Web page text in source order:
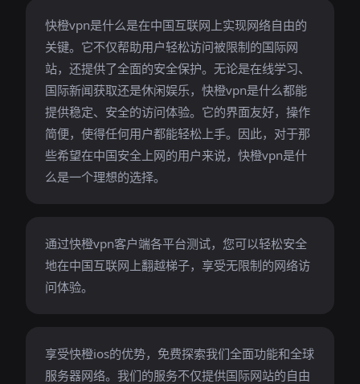
快橙vpn是什么是在中国互联网上实现网络自由的
关键。它不仅帮助用户轻松访问被限制的国际网
站，还提供了全面的安全保护。无论是在线学习、
国际新闻获取还是休闲娱乐，快橙vpn是什么都能
提供稳定、安全的访问体验。它的界面友好，操作
简便，使得任何用户都能轻松上手。因此，对于那
些希望在中国安全上网的用户来说，快橙vpn是什
么是一个理想的选择。
通过快橙vpn客户端各平台测试，您可以轻松安全
地在中国互联网上翻越梯子，享受无限制的网络访
问体验。
享受快橙ios的优势，免费探索我们全面功能和全球
服务器网络。我们的服务不仅提供国际网站的自由